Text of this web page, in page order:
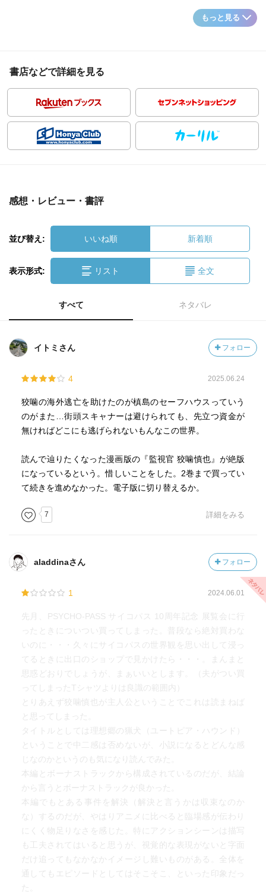
もっと見る
書店などで詳細を見る
感想・レビュー・書評
並び替え: いいね順 新着順
表示形式: リスト 全文
すべて ネタバレ
イトミさん フォロー
4 2025.06.24
狡噛の海外逃亡を助けたのが槙島のセーフハウスっていう
のがまた…街頭スキャナーは避けられても、先立つ資金が
無ければどこにも逃げられないもんなこの世界。
読んで辿りたくなった漫画版の『監視官 狡噛慎也』が絶版
になっているという。惜しいことをした。2巻まで買ってい
て続きを進めなかった。電子版に切り替えるか。
7 詳細をみる
aladdinaさん フォロー
1 2024.06.01
先月、PSYCHO-PASS サイコパス 10周年記念 展覧会に行
ったときについつい買ってしまった。普段なら絶対買わな
いのに・・・久々にサイコパスの世界観を思い出して浸っ
てるときに出口のショップで見かけたら・・・。まんまと
思惑どおりでしょうが、まぁいいとします。（夫がつい買
ってしまったTシャツよりは良識の範囲内）
とりあえず狡噛慎也が主人公ということでこれは読まねば
と思ってしまった。
タイトルとしては理想郷の猟犬（ユートピア・ハウンド）
ということで中二感は否めないが、小説になるとどんな感
じなのかというのも気になり読んでみた。
本編とボーナストラックから構成されているのだが、結論
から言うとボーナストラックが良かった。
本編でもとある事件を解決（解決と言うかは収束なのか
な）するのだが、やはりアニメに比べると臨場感が伝わり
にくく物足りなさを感じた。特にアクションシーンは描写
も工夫されてはいると思うが、視覚的な表現がないと字面
だけ追ってもなかなかイメージし難いものがある。全体を
通してもエピソードとしてはそこそこ、といった印象だっ
た。